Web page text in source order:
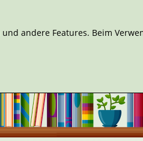
andere Features. Beim